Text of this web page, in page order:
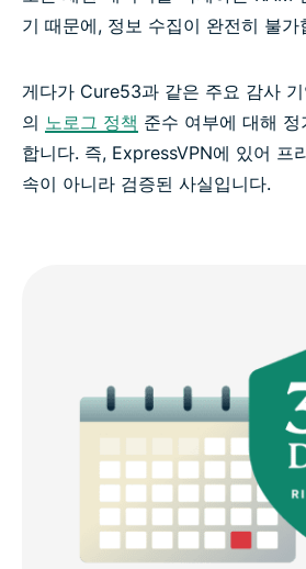
기 때문에, 정보 수집이 완전히 불가
게다가 Cure53과 같은 주요 감사
의 노로그 정책 준수 여부에 대해
합니다. 즉, ExpressVPN에 있어 프
속이 아니라 검증된 사실입니다.